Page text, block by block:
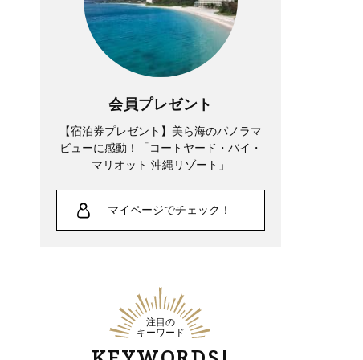
会員プレゼント
【宿泊券プレゼント】美ら海のパノラマ
ビューに感動！「コートヤード・バイ・
マリオット 沖縄リゾート」
マイページでチェック！
注目の
キーワード